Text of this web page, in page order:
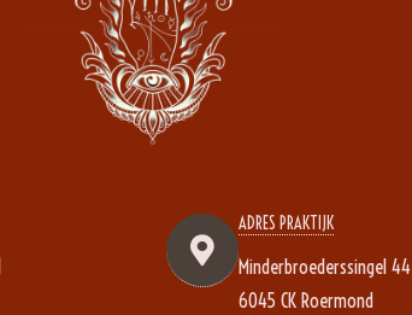
ADRES PRAKTIJK
Minderbroederssingel 44
6045 CK Roermond